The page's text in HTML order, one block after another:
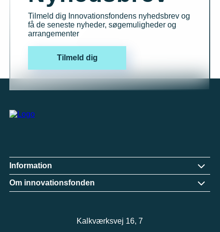
Tilmeld dig Innovationsfondens nyhedsbrev og
få de seneste nyheder, søgemuligheder og
arrangementer
Tilmeld dig
Kalkværksvej 16, 7
Information
Om innovationsfonden